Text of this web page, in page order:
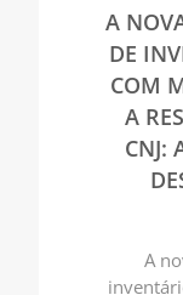
A
DE
COM
A
CNJ:
A